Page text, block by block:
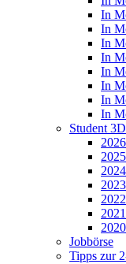
In
In
In
In
In
In
In
In
Student
2026
2025
2024
2023
2022
2021
2020
Jobbörse
Tipps zur